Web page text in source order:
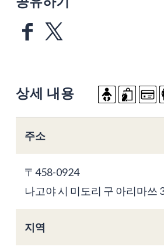
상세 내용
주소
〒458-0924
나고야 시 미도리 구 아리마쓰
지역